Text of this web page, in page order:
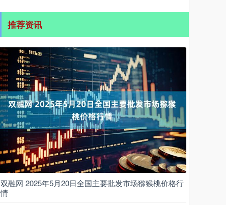
推荐资讯
双融网 2025年5月20日全国主要批发市场猕猴桃价格行
情